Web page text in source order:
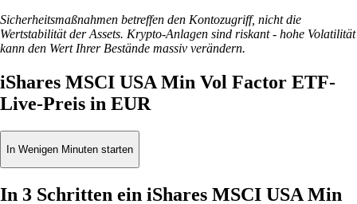
Sicherheitsmaßnahmen betreffen den Kontozugriff, nicht die
Wertstabilität der Assets. Krypto-Anlagen sind riskant - hohe Volatilität
kann den Wert Ihrer Bestände massiv verändern.
iShares MSCI USA Min Vol Factor ETF-
Live-Preis in EUR
In Wenigen Minuten starten
In 3 Schritten ein iShares MSCI USA Min